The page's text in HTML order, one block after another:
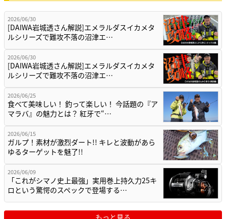
2026/06/30
[DAIWA岩城透さん解説]エメラルダスイカメタ
ルシリーズで難攻不落の沼津エ…
2026/06/30
[DAIWA岩城透さん解説]エメラルダスイカメタ
ルシリーズで難攻不落の沼津エ…
2026/06/25
食べて美味しい！ 釣って楽しい！ 今話題の『ア
マラバ』の魅力とは？ 紅牙で“…
2026/06/15
ガルプ！素材が激烈ダート!! キレと波動があら
ゆるターゲットを魅了!!
2026/06/09
「これがシマノ史上最強」実用巻上持久力25キ
ロという驚愕のスペックで登場する…